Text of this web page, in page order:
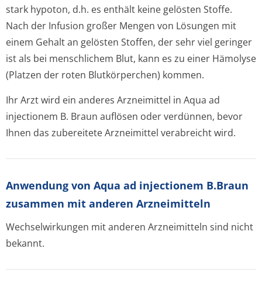
stark hypoton, d.h. es enthält keine gelösten Stoffe.
Nach der Infusion großer Mengen von Lösungen mit
einem Gehalt an gelösten Stoffen, der sehr viel geringer
ist als bei menschlichem Blut, kann es zu einer Hämolyse
(Platzen der roten Blutkörperchen) kommen.
Ihr Arzt wird ein anderes Arzneimittel in Aqua ad
injectionem B. Braun auflösen oder verdünnen, bevor
Ihnen das zubereitete Arzneimittel verabreicht wird.
Anwendung von Aqua ad injectionem B.Braun
zusammen mit anderen Arzneimitteln
Wechselwirkungen mit anderen Arzneimitteln sind nicht
bekannt.